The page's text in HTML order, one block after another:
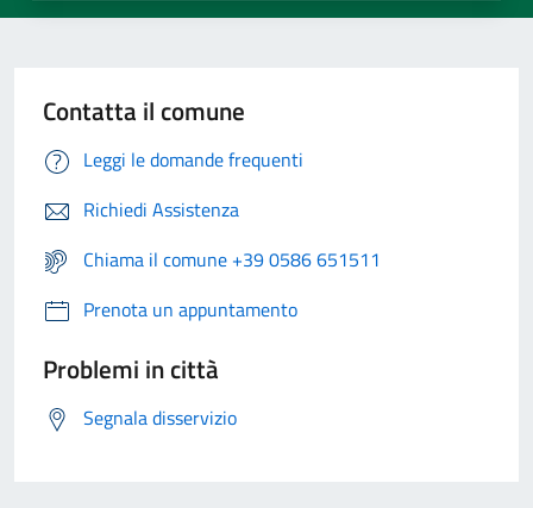
Contatta il comune
Leggi le domande frequenti
Richiedi Assistenza
Chiama il comune +39 0586 651511
Prenota un appuntamento
Problemi in città
Segnala disservizio